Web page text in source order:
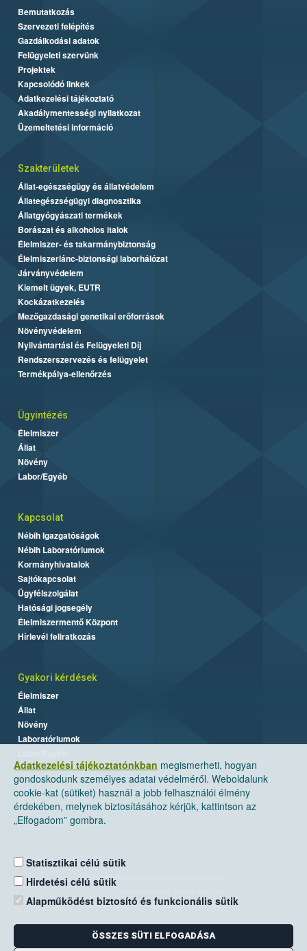
Adatkezelési tájékoztatónkban megismerheti, hogyan
gondoskodunk személyes adatai védelméről. Weboldalunk
cookie-kat (sütiket) használ a jobb felhasználói élmény
érdekében, melynek biztosításához kérjük, kattintson az
„Elfogadom” gombra.
Statisztikai célú sütik
Hirdetési célú sütik
Alapműködést biztosító és funkcionális sütik
ÖSSZES SÜTI ELFOGADÁSA
Bemutatkozás
Szervezeti felépítés
Gazdálkodási adatok
Felügyeleti szervünk
Projektek
Kapcsolódó linkek
Adatkezelési tájékoztató
Akadálymentességi nyilatkozat
Üzemeltetési információ
Szakterületek
Állat-egészségügy és állatvédelem
Állategészségügyi diagnosztika
Állatgyógyászati termékek
Borászat és alkoholos italok
Élelmiszer- és takarmánybiztonság
Élelmiszerlánc-biztonsági laborhálózat
Járványvédelem
Kiemelt ügyek, EUTR
Kockázatkezelés
Mezőgazdasági genetikai erőforrások
Növényvédelem
Nyilvántartási és Felügyeleti Díj
Rendszerszervezés és felügyelet
Termékpálya-ellenőrzés
Ügyintézés
Élelmiszer
Állat
Növény
Labor/Egyéb
Kapcsolat
Nébih Igazgatóságok
Nébih Laboratóriumok
Kormányhivatalok
Sajtókapcsolat
Ügyfélszolgálat
Hatósági jogsegély
Élelmiszermentő Központ
Hírlevél feliratkozás
Gyakori kérdések
Élelmiszer
Állat
Növény
Laboratóriumok
Nemzeti Élelmiszerlánc-biztonsági Hivatal
Levelezési cím: 1525 Budapest. Pf. 30.
E-mail:ugyfelszolgalat@nebih.gov.hu